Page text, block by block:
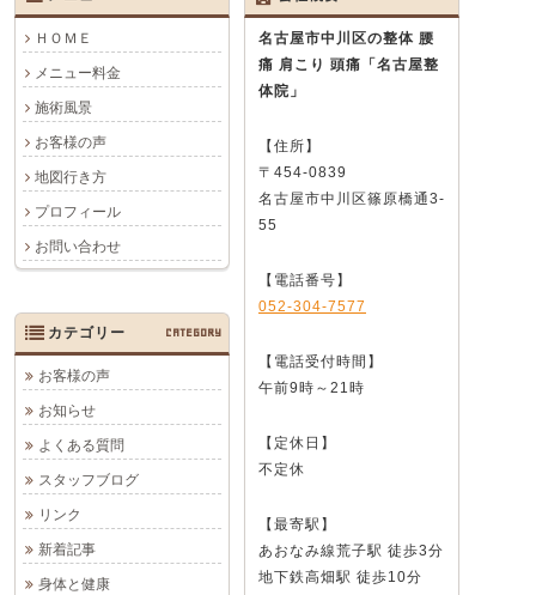
ＨＯＭＥ
メニュー料金
施術風景
お客様の声
地図行き方
プロフィール
お問い合わせ
名古屋市中川区の整体 腰
痛 肩こり 頭痛 「名古屋整
体院」
【住所】
〒454-0839
名古屋市中川区篠原橋通3-
55
【電話番号】
052-304-7577
【電話受付時間】
午前9時～21時
【定休日】
不定休
【最寄駅】
あおなみ線荒子駅 徒歩3分
地下鉄高畑駅 徒歩10分
カテゴリー CATEGORY
お客様の声
お知らせ
よくある質問
スタッフブログ
リンク
新着記事
身体と健康